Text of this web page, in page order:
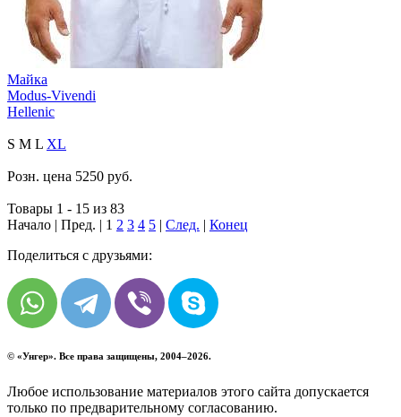
Майка
Modus-Vivendi
Hellenic
S M L XL
Розн. цена 5250 руб.
Товары 1 - 15 из 83
Начало | Пред. | 1 2 3 4 5 | След. | Конец
Поделиться с друзьями:
© «Унгер». Все права защищены, 2004–2026.
Любое использование материалов этого сайта допускается
только по предварительному согласованию.